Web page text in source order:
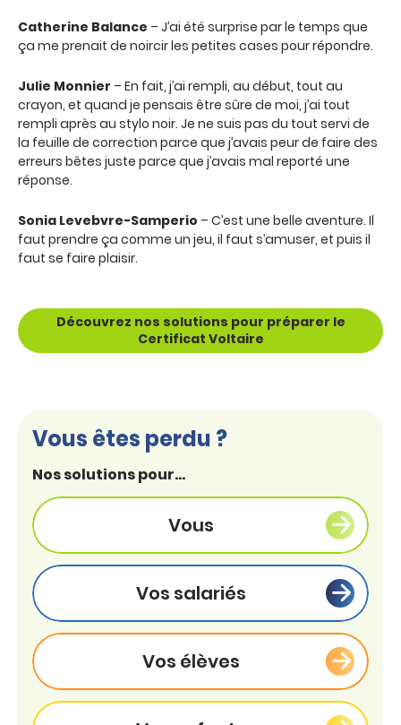
Catherine Balance – J’ai été surprise par le temps que
ça me prenait de noircir les petites cases pour répondre.
Julie Monnier – En fait, j’ai rempli, au début, tout au
crayon, et quand je pensais être sûre de moi, j’ai tout
rempli après au stylo noir. Je ne suis pas du tout servi de
la feuille de correction parce que j’avais peur de faire des
erreurs bêtes juste parce que j’avais mal reporté une
réponse.
Sonia Levebvre-Samperio – C’est une belle aventure. Il
faut prendre ça comme un jeu, il faut s’amuser, et puis il
faut se faire plaisir.
Découvrez nos solutions pour préparer le
Certificat Voltaire
Vous êtes perdu ?
Nos solutions pour...
Vous
Vos salariés
Vos élèves